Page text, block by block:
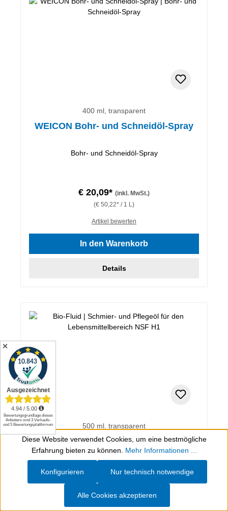
400 ml, transparent
WEICON Bohr- und Schneidöl-Spray
Bohr- und Schneidöl-Spray
€ 20,09* (inkl. MwSt.)
(€ 50,22* / 1 L)
Artikel bewerten
In den Warenkorb
Details
500 ml, transparent
Bio-Fluid
Schmier- und Pflegeöl für den Lebensmittelbereich
€ 21,44*(inkl. MwSt.)
Werkzeugleiste anzeigen
Diese Website verwendet Cookies, um eine bestmögliche
Erfahrung bieten zu können. Mehr Informationen ...
Nur technisch notwendige
Konfigurieren
Alle Cookies akzeptieren
✕